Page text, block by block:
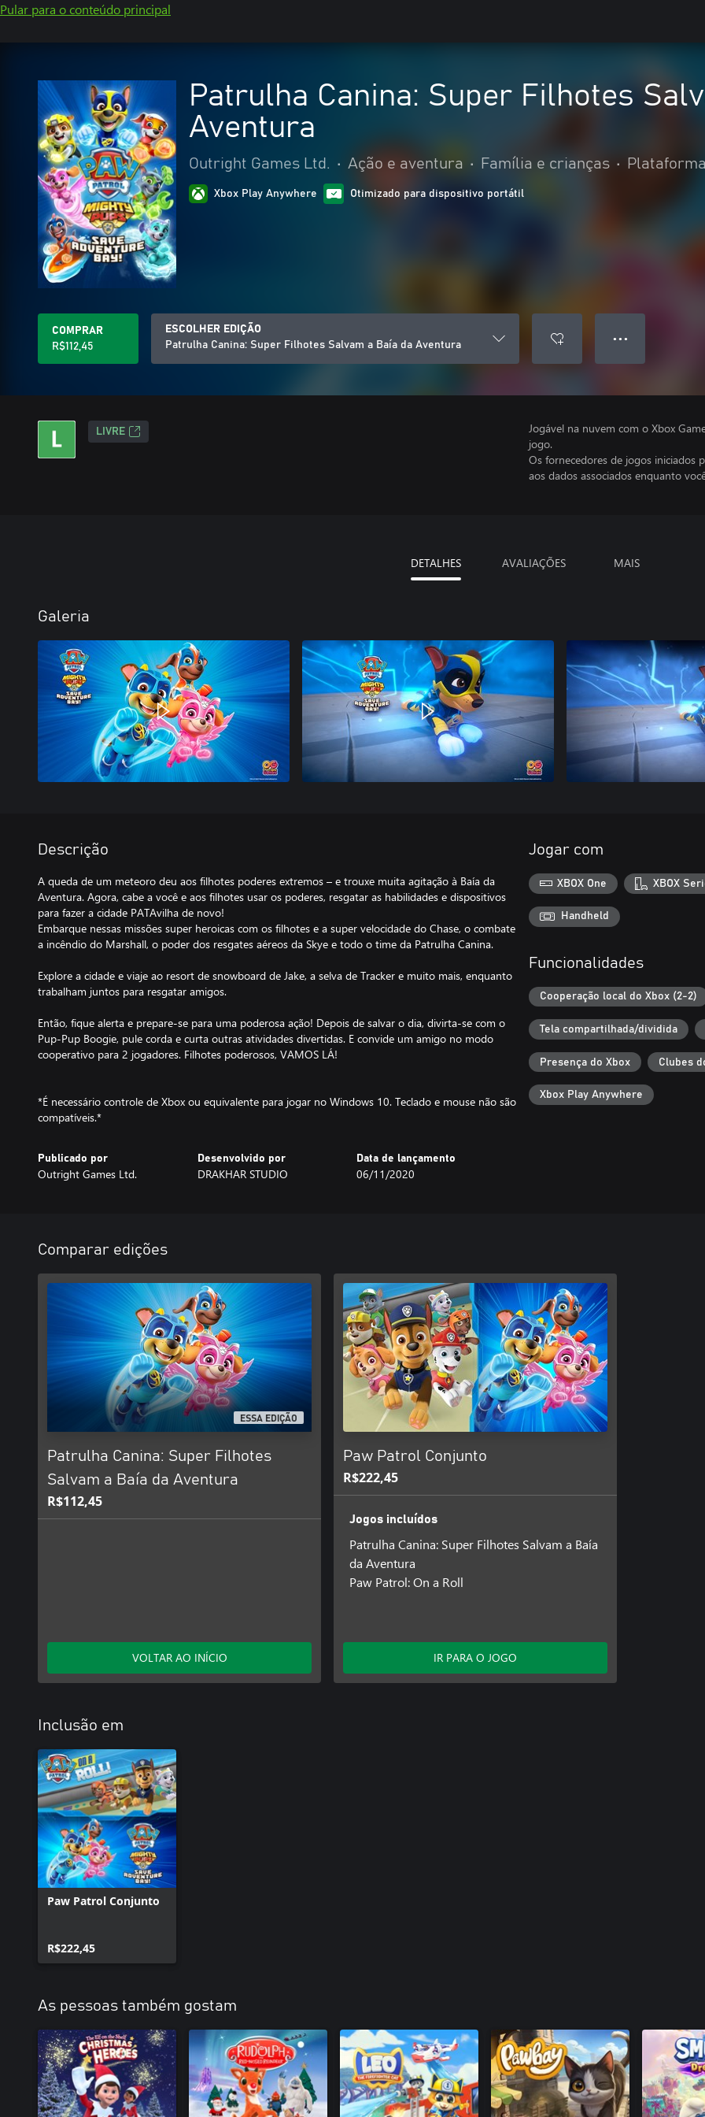
Pular para o conteúdo principal
Patrulha Canina: Super Filhotes
Aventura
Outright Games Ltd. • Ação e aventura • Família e crianças • Plataforma
Xbox Play Anywhere Otimizado para dispositivo portátil
COMPRAR
R$112,45
ESCOLHER EDIÇÃO
Patrulha Canina: Super Filhotes Salvam a Baía da Aventura
● ● ●
LIVRE
Jogável na nuvem com o Xbox
jogo.
Os fornecedores de jogos iniciados
aos dados associados enquanto
DETALHES AVALIAÇÕES MAIS
Galeria
Descrição
A queda de um meteoro deu aos filhotes poderes extremos – e trouxe muita agitação à Baía da
Aventura. Agora, cabe a você e aos filhotes usar os poderes, resgatar as habilidades e dispositivos
para fazer a cidade PATAvilha de novo!
Embarque nessas missões super heroicas com os filhotes e a super velocidade do Chase, o combate
a incêndio do Marshall, o poder dos resgates aéreos da Skye e todo o time da Patrulha Canina.
Explore a cidade e viaje ao resort de snowboard de Jake, a selva de Tracker e muito mais, enquanto
trabalham juntos para resgatar amigos.
Então, fique alerta e prepare-se para uma poderosa ação! Depois de salvar o dia, divirta-se com o
Pup-Pup Boogie, pule corda e curta outras atividades divertidas. E convide um amigo no modo
cooperativo para 2 jogadores. Filhotes poderosos, VAMOS LÁ!
*É necessário controle de Xbox ou equivalente para jogar no Windows 10. Teclado e mouse não são
compatíveis.*
Publicado por
Outright Games Ltd.
Desenvolvido por
DRAKHAR STUDIO
Data de lançamento
06/11/2020
Jogar com
XBOX One XBOX
Handheld
Funcionalidades
Cooperação local do Xbox (2-2)
Tela compartilhada/dividida
Presença do Xbox Clubes
Xbox Play Anywhere
Comparar edições
ESSA EDIÇÃO
Patrulha Canina: Super Filhotes
Salvam a Baía da Aventura
R$112,45
VOLTAR AO INÍCIO
Paw Patrol Conjunto
R$222,45
Jogos incluídos
Patrulha Canina: Super Filhotes Salvam a Baía
da Aventura
Paw Patrol: On a Roll
IR PARA O JOGO
Inclusão em
Paw Patrol Conjunto
R$222,45
As pessoas também gostam